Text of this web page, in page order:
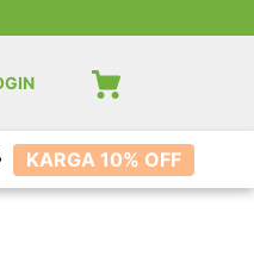
KARGA 10% OFF